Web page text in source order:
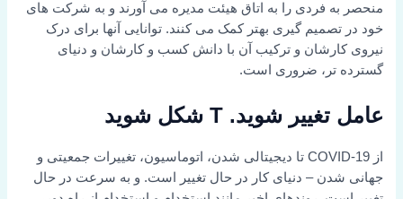
منحصر به فردی را به اتاق هیئت مدیره می آورند و به شرکت های
خود در تصمیم گیری بهتر کمک می کنند. توانایی آنها برای درک
نیروی کارشان و ترکیب آن با دانش کسب و کارشان و دنیای
گسترده تر، ضروری است.
عامل تغییر شوید. T شکل شوید
از COVID-19 تا دیجیتالی شدن، اتوماسیون، تغییرات جمعیتی و
جهانی شدن – دنیای کار در حال تغییر است. و به سرعت در حال